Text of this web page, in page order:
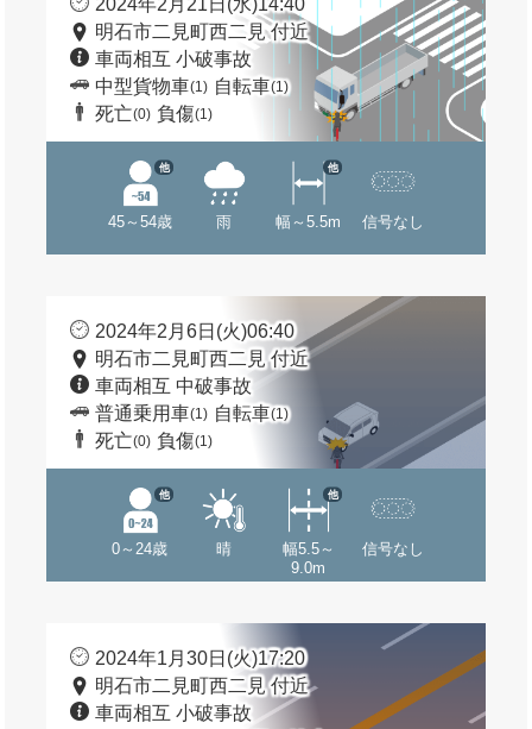
2024年2月21日(水)14:40
明石市二見町西二見 付近
車両相互 小破事故
中型貨物車(1) 自転車(1)
死亡(0) 負傷(1)
45～54歳
他
雨 幅～5.5m
他
信号なし
2024年2月6日(火)06:40
明石市二見町西二見 付近
車両相互 中破事故
普通乗用車(1) 自転車(1)
死亡(0) 負傷(1)
0～24歳
他
晴
幅5.5～
9.0m
他
信号なし
2024年1月30日(火)17:20
明石市二見町西二見 付近
車両相互 小破事故